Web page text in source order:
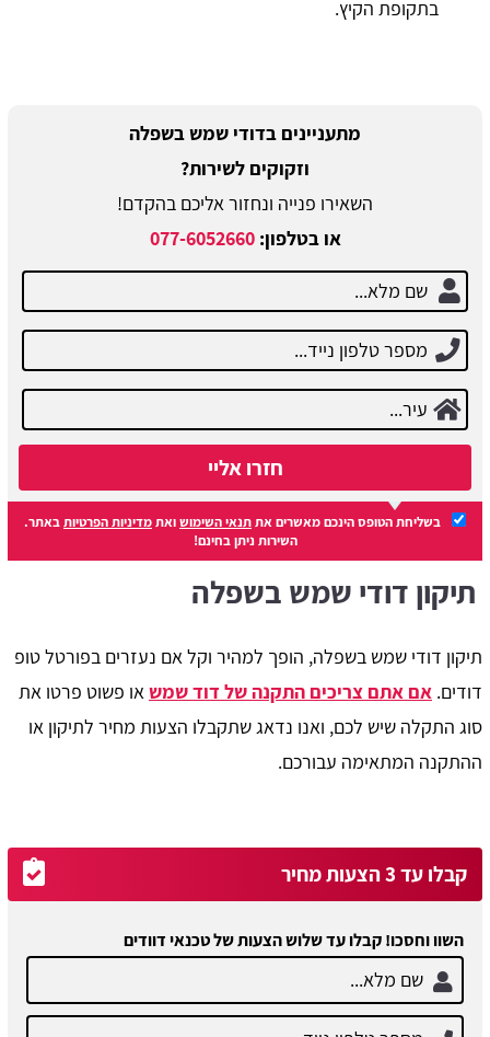
בתקופת הקיץ.
מתעניינים בדודי שמש בשפלה
וזקוקים לשירות?
השאירו פנייה ונחזור אליכם בהקדם!
או בטלפון:077-6052660
חזרו אליי
בשליחת הטופס הינכם מאשרים אתתנאי השימושואתמדיניות הפרטיותבאתר.
השירות ניתן בחינם!
תיקון דודי שמש בשפלה
תיקון דודי שמש בשפלה, הופך למהיר וקל אם נעזרים בפורטל טופ
דודים. אם אתם צריכים התקנה של דוד שמשאו פשוט פרטו את
סוג התקלה שיש לכם, ואנו נדאג שתקבלו הצעות מחיר לתיקון או
ההתקנה המתאימה עבורכם.
קבלו עד 3 הצעות מחיר
השוו וחסכו! קבלו עד שלוש הצעות של טכנאי דוודים